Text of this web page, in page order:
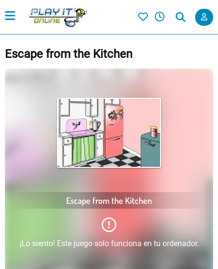
Escape from the Kitchen
Escape from the Kitchen
¡Lo siento! Este juego solo funciona en tu ordenador.